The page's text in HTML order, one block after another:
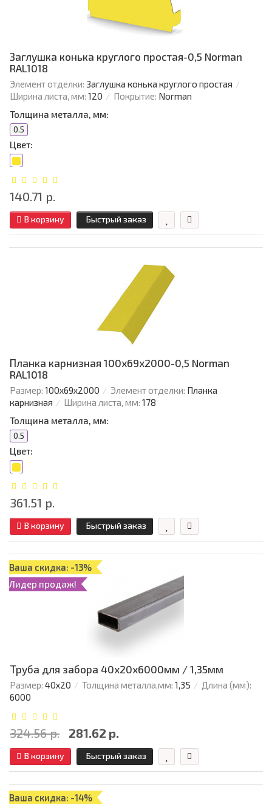
Заглушка конька круглого простая-0,5 Norman
RAL1018
Элемент отделки: Заглушка конька круглого простая
Ширина листа, мм: 120 Покрытие: Norman
Толщина металла, мм:
0.5
Цвет:
140.71 р.
В корзину Быстрый заказ
Планка карнизная 100х69х2000-0,5 Norman
RAL1018
Размер: 100х69х2000 Элемент отделки: Планка
карнизная
Ширина листа, мм: 178
Толщина металла, мм:
0.5
Цвет:
361.51 р.
В корзину Быстрый заказ
Ваша скидка: -13%
Лидер продаж!
Труба для забора 40х20x6000мм / 1,35мм
Размер: 40х20 Толщина металла,мм: 1,35
Длина (мм):
6000
324.56 р. 281.62 р.
В корзину Быстрый заказ
Ваша скидка: -14%